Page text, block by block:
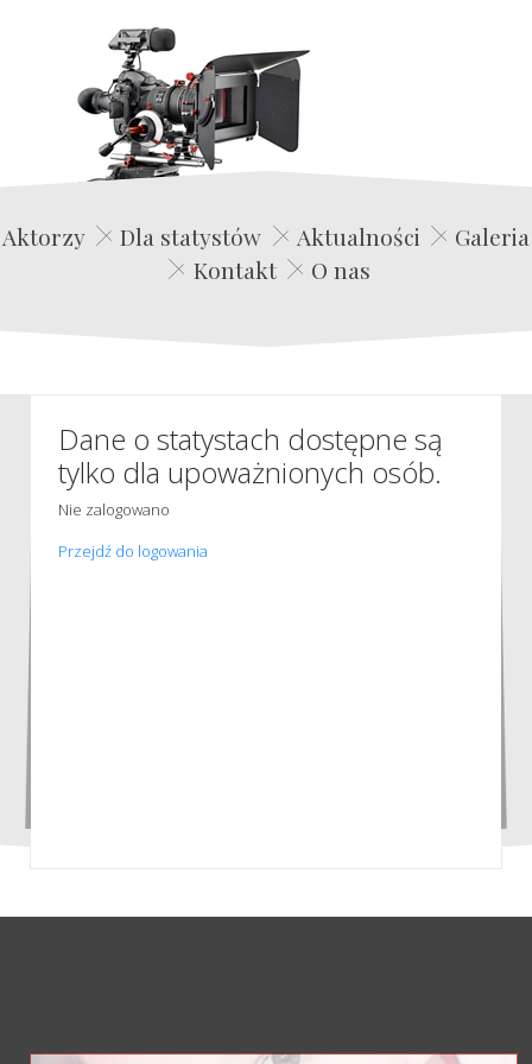
Edwin Film Agencja Aktorska
Aktorzy Dla statystów Aktualności
Galeria
Kontakt
O nas
Dane o statystach dostępne są
tylko dla upoważnionych osób.
Nie zalogowano
Przejdź do logowania